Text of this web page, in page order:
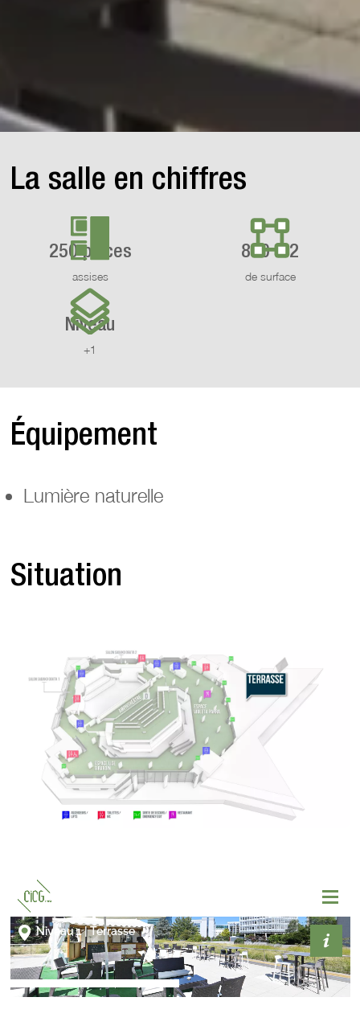
La salle en chiffres
250 places
assises
800 m2
de surface
Niveau
+1
Équipement
Lumière naturelle
Situation